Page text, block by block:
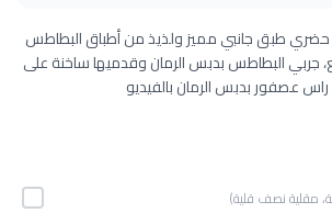
طبق جانبي مميز ولذيذ من أطباق البطاطس
جربي البطاطس بدبس الرمان وقدميها ساخنة على
عصفور بدبس الرمان بالفيديو
مقلية نصف قلية)